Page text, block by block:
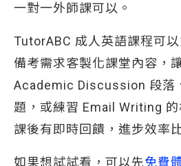
一對一外師課可以。
TutorABC 成人英語課程可
備考需求客製化課堂內容，
Academic Discussion 段落
題，或練習 Email Writing
課後有即時回饋，進步效率
如果想試試看，可以先免費